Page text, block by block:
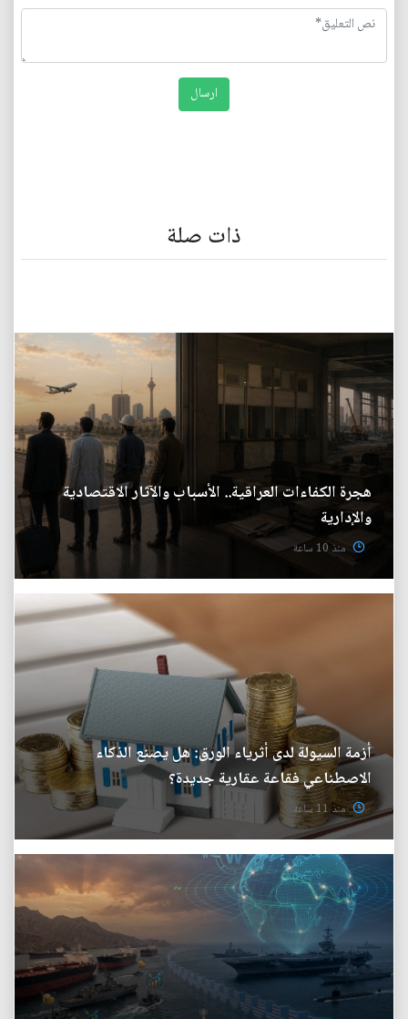
ذات صلة
هجرة الكفاءات العراقية.. الأسباب والآثار الاقتصادية
والإدارية
منذ 10 ساعة
أزمة السيولة لدى أثرياء الورق: هل يصنع الذكاء
الاصطناعي فقاعة عقارية جديدة؟
منذ 11 ساعة